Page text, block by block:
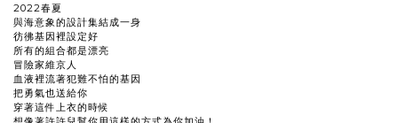
2022春夏
與海意象的設計集結成一身
彷彿基因裡設定好
所有的組合都是漂亮
冒險家維京人
血液裡流著犯難不怕的基因
把勇氣也送給你
穿著這件上衣的時候